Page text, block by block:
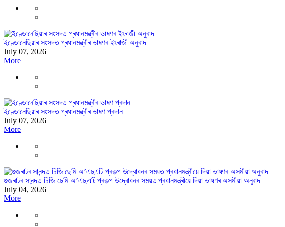
ইণ্ডোনেছিয়াৰ সংসদত প্ৰধানমন্ত্ৰীৰ ভাষণৰ ইংৰাজী অনুবাদ
July 07, 2026
More
ইণ্ডোনেছিয়াৰ সংসদত প্ৰধানমন্ত্ৰীৰ ভাষণ প্ৰদান
July 07, 2026
More
গুজৰাটৰ সানন্দত চিজি ছেমি অ’এছএটি প্ৰকল্প উদ্বোধনৰ সময়ত প্ৰধানমন্ত্ৰীয়ে দিয়া ভাষণৰ অসমীয়া অনুবাদ
July 04, 2026
More